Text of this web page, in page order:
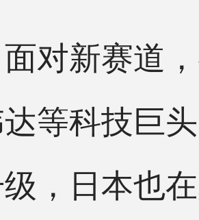
新赛道，
等科技巨
，日本也